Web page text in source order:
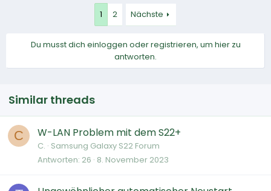
1 2 Nächste
Du musst dich einloggen oder registrieren, um hier zu
antworten.
Similar threads
C W-LAN Problem mit dem S22+
C. Samsung Galaxy S22 Forum
Antworten 26 8. November 2023